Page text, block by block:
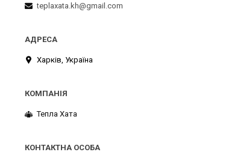
teplaxata.kh@gmail.com
Харків, Україна
Тепла Хата